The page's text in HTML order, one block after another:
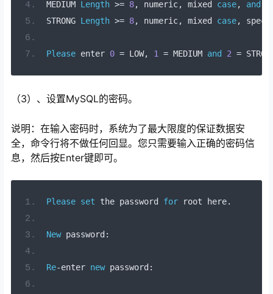
MEDIUM Length >= 8, numeric, mixed case, and
STRONG Length >= 8, numeric, mixed case,
Please enter 0 = LOW, 1 = MEDIUM and 2 =
（3）、设置MySQL的密码。
说明：在输入密码时，系统为了最大限度的保证数据安
全，命令行将不做任何回显。您只需要输入正确的密码信
息，然后按Enter键即可。
Please set the password for root here.
New password :
Re-enter new password :